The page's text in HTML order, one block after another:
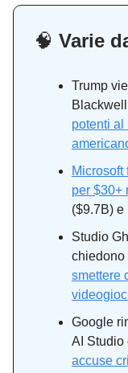
🧠 Varie
Trump
potenti al
Microsoft
per $30+
($9.7B)
Studio
chiedono
smettere
Google
AI Studio
accuse